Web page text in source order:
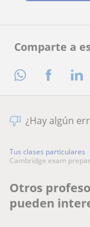
Comparte a
¿Hay algún
Tus clases particulares
cambridge exam
Otros
pueden